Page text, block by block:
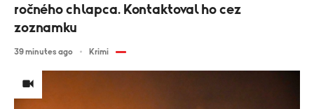
ročného chlapca. Kontaktoval ho cez
zoznamku
39 minutes ago Krimi